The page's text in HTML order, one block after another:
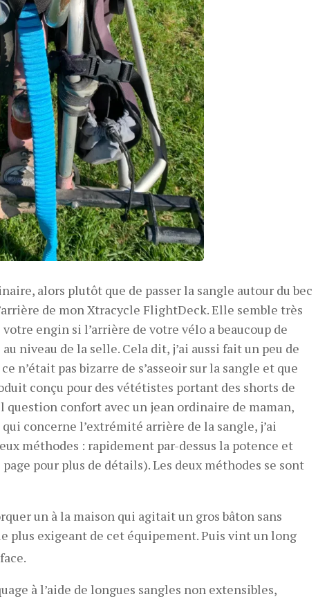
alors plutôt que de passer la sangle autour du bec
de mon Xtracycle FlightDeck. Elle semble très
engin si l’arrière de votre vélo a beaucoup de
niveau de la selle. Cela dit, j’ai aussi fait un peu de
n’était pas bizarre de s’asseoir sur la sangle et que
conçu pour des vététistes portant des shorts de
question confort avec un jean ordinaire de maman,
concerne l’extrémité arrière de la sangle, j’ai
méthodes : rapidement par-dessus la potence et
pour plus de détails). Les deux méthodes se sont
un à la maison qui agitait un gros bâton sans
plus exigeant de cet équipement. Puis vint un long
à l’aide de longues sangles non extensibles,